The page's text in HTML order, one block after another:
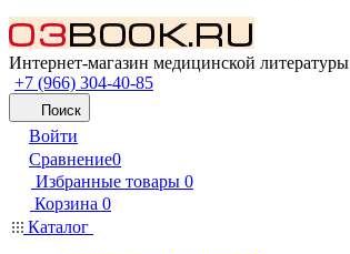
Интернет-магазин медицинской литературы
+7 (966) 304-40-85
Поиск
Войти
Сравнение0
Избранные товары 0
Корзина 0
Каталог